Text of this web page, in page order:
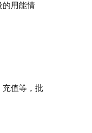
的用能情
充值等，批